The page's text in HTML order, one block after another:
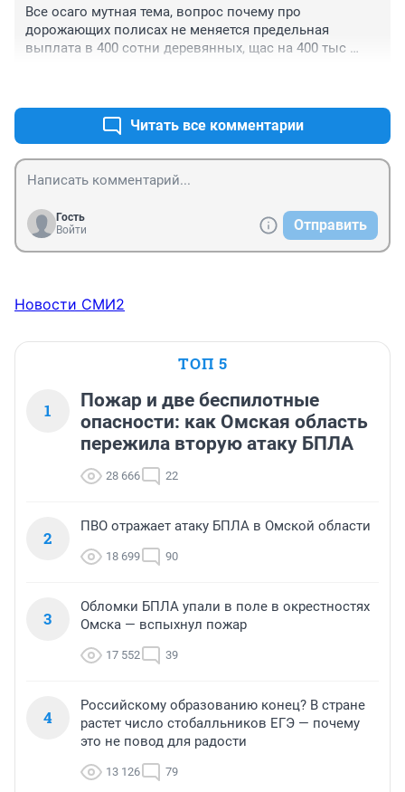
Все осаго мутная тема, вопрос почему про
дорожающих полисах не меняется предельная
выплата в 400 сотни деревянных, щас на 400 тыс
Читать все комментарии
Гость
Войти
Отправить
Новости СМИ2
ТОП 5
1
Пожар и две беспилотные
опасности: как Омская область
пережила вторую атаку БПЛА
28 666 22
2
ПВО отражает атаку БПЛА в Омской области
18 699 90
3
Обломки БПЛА упали в поле в окрестностях
Омска — вспыхнул пожар
17 552 39
4
Российскому образованию конец? В стране
растет число стобалльников ЕГЭ — почему
это не повод для радости
13 126 79